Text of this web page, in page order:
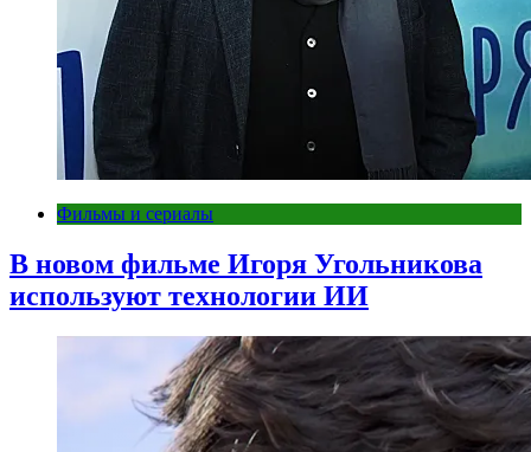
Фильмы и сериалы
В новом фильме Игоря Угольникова
используют технологии ИИ